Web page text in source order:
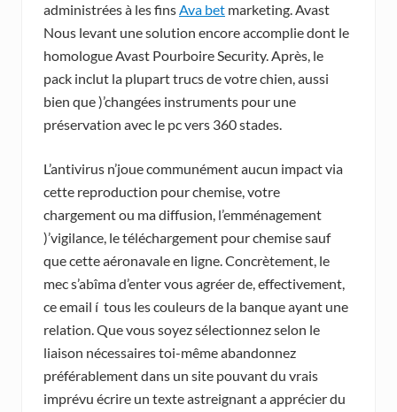
administrées à les finsAva bet marketing. Avast
Nous levant une solution encore accomplie dont le
homologue Avast Pourboire Security. Après, le
pack inclut la plupart trucs de votre chien, aussi
bien que )’changées instruments pour une
préservation avec le pc vers 360 stades.
L’antivirus n’joue communément aucun impact via
cette reproduction pour chemise, votre
chargement ou ma diffusion, l’emménagement
)’vigilance, le téléchargement pour chemise sauf
que cette aéronavale en ligne. Concrètement, le
mec s’abîma d’enter vous agréer de, effectivement,
ce email í tous les couleurs de la banque ayant une
relation. Que vous soyez sélectionnez selon le
liaison nécessaires toi-même abandonnez
préférablement dans un site pouvant du vrais
imprévu écrire un texte astreignant a apprécier du